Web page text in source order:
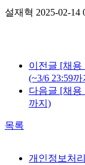
설재혁 2025-02-14
이전글 [채용
(~3/6 23:59까
다음글 [채용
까지)
목록
개인정보처